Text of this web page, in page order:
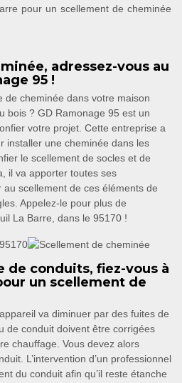
pour un scellement de cheminée
adressez-vous au
95 !
de cheminée dans votre maison
bois ? GD Ramonage 95 est un
votre projet. Cette entreprise a
installer une cheminée dans les
le scellement de socles et de
il va apporter toutes ses
scellement de ces éléments de
Appelez-le pour plus de
La Barre, dans le 95170 !
de conduits, fiez-vous à
un scellement de
va diminuer par des fuites de
de conduit doivent être corrigées
chauffage. Vous devez alors
L’intervention d’un professionnel
du conduit afin qu’il reste étanche